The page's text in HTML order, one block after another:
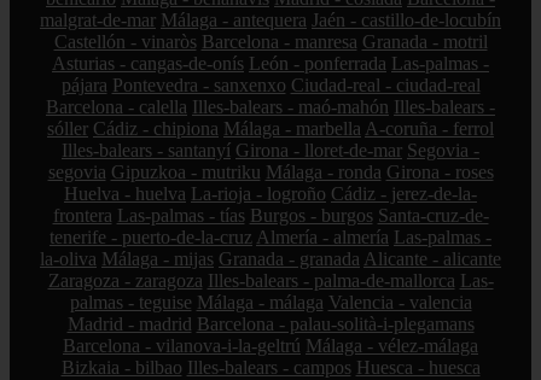
malgrat-de-mar Málaga - antequera Jaén - castillo-de-locubín
Castellón - vinaròs Barcelona - manresa Granada - motril
Asturias - cangas-de-onís León - ponferrada Las-palmas -
pájara Pontevedra - sanxenxo Ciudad-real - ciudad-real
Barcelona - calella Illes-balears - maó-mahón Illes-balears -
sóller Cádiz - chipiona Málaga - marbella A-coruña - ferrol
Illes-balears - santanyí Girona - lloret-de-mar Segovia -
segovia Gipuzkoa - mutriku Málaga - ronda Girona - roses
Huelva - huelva La-rioja - logroño Cádiz - jerez-de-la-
frontera Las-palmas - tías Burgos - burgos Santa-cruz-de-
tenerife - puerto-de-la-cruz Almería - almería Las-palmas -
la-oliva Málaga - mijas Granada - granada Alicante - alicante
Zaragoza - zaragoza Illes-balears - palma-de-mallorca Las-
palmas - teguise Málaga - málaga Valencia - valencia
Madrid - madrid Barcelona - palau-solità-i-plegamans
Barcelona - vilanova-i-la-geltrú Málaga - vélez-málaga
Bizkaia - bilbao Illes-balears - campos Huesca - huesca